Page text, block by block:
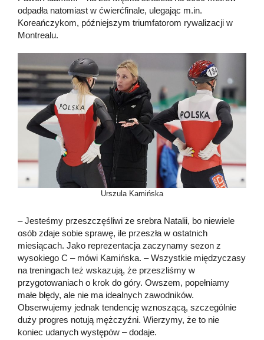
odpadła natomiast w ćwierćfinale, ulegając m.in.
Koreańczykom, późniejszym triumfatorom rywalizacji w
Montrealu.
Urszula Kamińska
– Jesteśmy przeszczęśliwi ze srebra Natalii, bo niewiele
osób zdaje sobie sprawę, ile przeszła w ostatnich
miesiącach. Jako reprezentacja zaczynamy sezon z
wysokiego C – mówi Kamińska. – Wszystkie międzyczasy
na treningach też wskazują, że przeszliśmy w
przygotowaniach o krok do góry. Owszem, popełniamy
małe błędy, ale nie ma idealnych zawodników.
Obserwujemy jednak tendencję wznoszącą, szczególnie
duży progres notują mężczyźni. Wierzymy, że to nie
koniec udanych występów – dodaje.